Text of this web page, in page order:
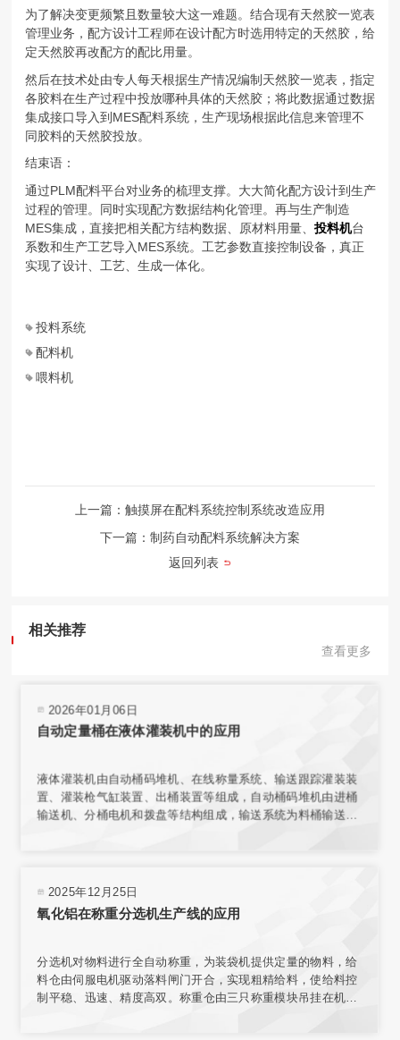
相关推荐
查看更多
2026年01月06日
自动定量桶在液体灌装机中的应用
液体灌装机由自动桶码堆机、在线称量系统、输送跟踪灌装装
置、灌装枪气缸装置、出桶装置等组成，自动桶码堆机由进桶
输送机、分桶电机和拨盘等结构组成，输送系统为料桶输送增
2025年12月25日
氧化铝在称重分选机生产线的应用
分选机对物料进行全自动称重，为装袋机提供定量的物料，给
料仓由伺服电机驱动落料闸门开合，实现粗精给料，使给料控
制平稳、迅速、精度高双。称重仓由三只称重模块吊挂在机架
为了解决变更频繁且数量较大这一难题。结合现有天然胶一览表
管理业务，配方设计工程师在设计配方时选用特定的天然胶，给
定天然胶再改配方的配比用量。
然后在技术处由专人每天根据生产情况编制天然胶一览表，指定
各胶料在生产过程中投放哪种具体的天然胶；将此数据通过数据
集成接口导入到MES配料系统，生产现场根据此信息来管理不
同胶料的天然胶投放。
结束语：
通过PLM配料平台对业务的梳理支撑。大大简化配方设计到生产
过程的管理。同时实现配方数据结构化管理。再与生产制造
MES集成，直接把相关配方结构数据、原材料用量、 投料机台
系数和生产工艺导入MES系统。工艺参数直接控制设备，真正
实现了设计、工艺、生成一体化。
投料系统
配料机
喂料机
上一篇：触摸屏在配料系统控制系统改造应用
返回列表
下一篇：制药自动配料系统解决方案